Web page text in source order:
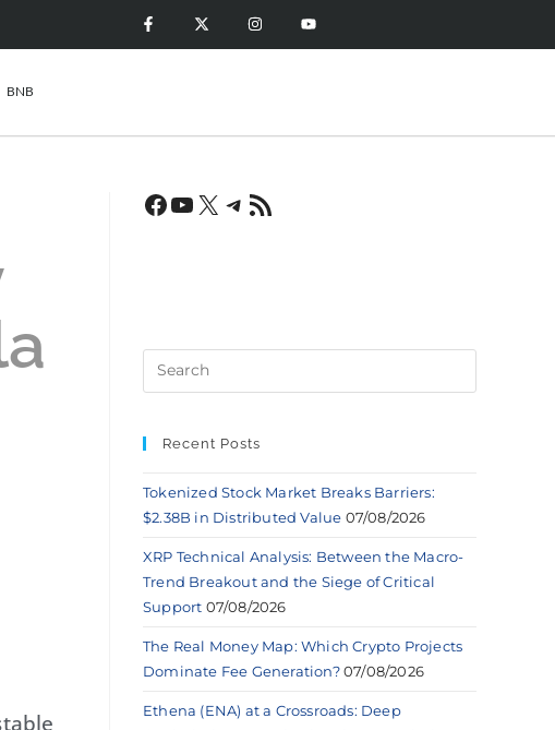
BNB
Recent Posts
Tokenized Stock Market Breaks Barriers:
$2.38B in Distributed Value 07/08/2026
XRP Technical Analysis: Between the Macro-
Trend Breakout and the Siege of Critical
Support 07/08/2026
The Real Money Map: Which Crypto Projects
Dominate Fee Generation? 07/08/2026
Ethena (ENA) at a Crossroads: Deep